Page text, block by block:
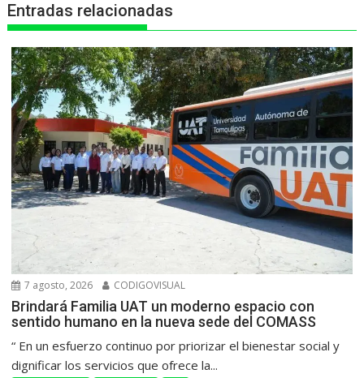
r
Entradas relacionadas
7 agosto, 2026 CODIGOVISUAL
Brindará Familia UAT un moderno espacio con
sentido humano en la nueva sede del COMASS
“ En un esfuerzo continuo por priorizar el bienestar social y
dignificar los servicios que ofrece la...